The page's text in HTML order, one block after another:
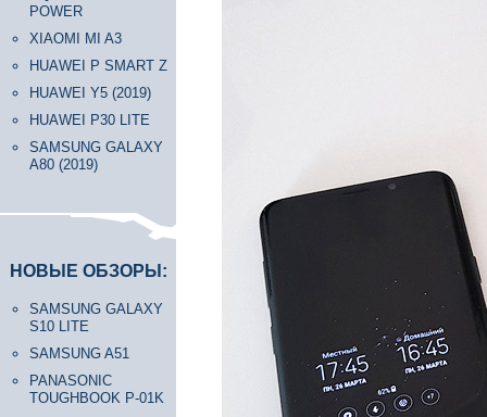
POWER
XIAOMI MI A3
HUAWEI P SMART Z
HUAWEI Y5 (2019)
HUAWEI P30 LITE
SAMSUNG GALAXY
A80 (2019)
НОВЫЕ ОБЗОРЫ:
SAMSUNG GALAXY
S10 LITE
SAMSUNG A51
PANASONIC
TOUGHBOOK P-01K